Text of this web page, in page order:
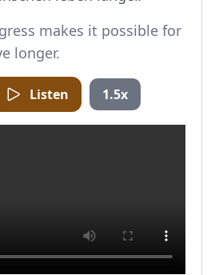
makes it possible for
longer.
Listen 1.5x